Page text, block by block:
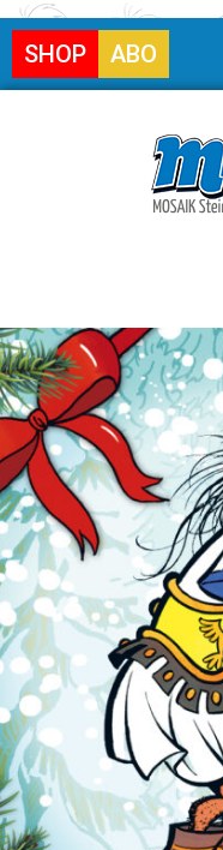
SHOP ABO